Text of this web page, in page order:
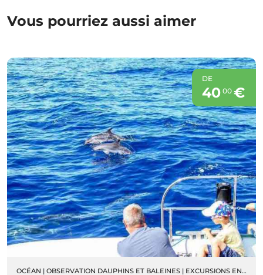
Vous pourriez aussi aimer
DE
40 00€
OCÉAN | OBSERVATION DAUPHINS ET BALEINES | EXCURSIONS EN BATEAU